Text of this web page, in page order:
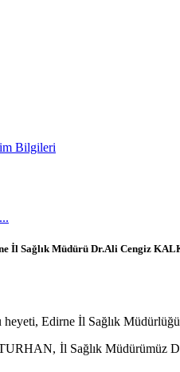
Bilgileri
İl Sağlık Müdürü Dr.Ali Cengiz
Edirne İl Sağlık
İl Sağlık Müdürümüz